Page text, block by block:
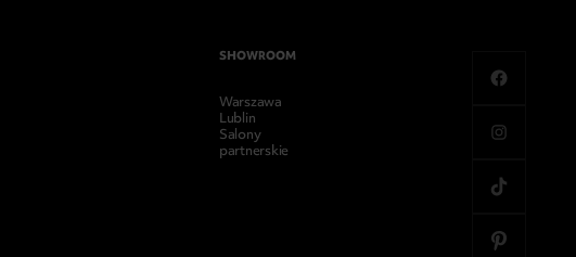
SHOWROOM
Warszawa
Lublin
Salony
partnerskie